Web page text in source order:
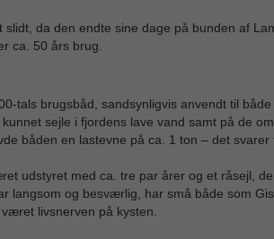
slidt, da den endte sine dage på bunden af
ca. 50 års brug.
tals brugsbåd, sandsynligvis anvendt til
sejle i fjordens lave vand samt på de
båden en lastevne på ca. 1 ton – det
udstyret med ca. tre par årer og et råsejl,
langsom og besværlig, har små både som
livsnerven på kysten.